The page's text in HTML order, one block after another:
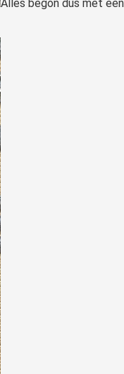
Alles begon dus met